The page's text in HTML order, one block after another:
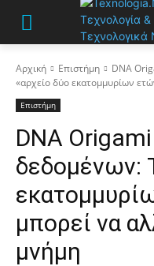
Αρχική Επιστήμη
DNA
«αρχείο δύο εκατομμυρίων
Επιστήμη
DNA
δεδομένων:
μπορεί να
μνήμη